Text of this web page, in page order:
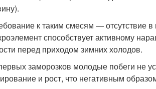
к таким смесям — отсутствие
способствует активному
перед приходом зимних холодов.
заморозков молодые побеги не
и рост, что негативным